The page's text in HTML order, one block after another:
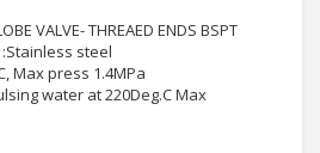
VALVE- THREAED ENDS BSPT
steel
Max press 1.4MPa
water at 220Deg.C Max